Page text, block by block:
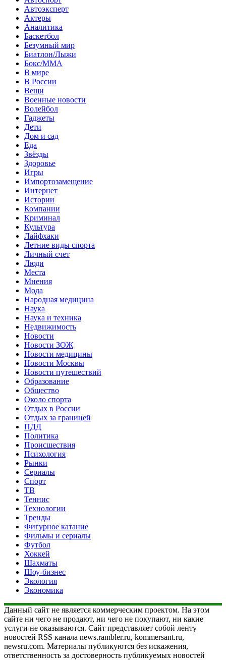
Автоэксперт
Актеры
Аналитика
Баскетбол
Безумный мир
Биатлон/Лыжи
Бокс/MMA
В мире
В России
Вещи
Военные новости
Волейбол
Гаджеты
Дети
Дом и сад
Еда
Звёзды
Здоровье
Игры
Импортозамещение
Интернет
Истории
Компании
Криминал
Культура
Лайфхаки
Летние виды спорта
Личный счет
Люди
Места
Мнения
Мода
Народная медицина
Наука
Наука и техника
Недвижимость
Новости
Новости ЗОЖ
Новости медицины
Новости Москвы
Новости путешествий
Образование
Общество
Около спорта
Отдых в России
Отдых за границей
ПДД
Политика
Происшествия
Психология
Рынки
Сериалы
Спорт
ТВ
Теннис
Технологии
Тренды
Фигурное катание
Фильмы и сериалы
Футбол
Хоккей
Шахматы
Шоу-бизнес
Экология
Экономика
Данный сайт не является коммерческим проектом. На этом
сайте ни чего не продают, ни чего не покупают, ни какие
услуги не оказываются. Сайт представляет собой ленту
новостей RSS канала news.rambler.ru, kommersant.ru,
newsru.com. Материалы публикуются без искажения,
ответственность за достоверность публикуемых новостей